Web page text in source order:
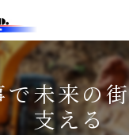
で未来の
支える